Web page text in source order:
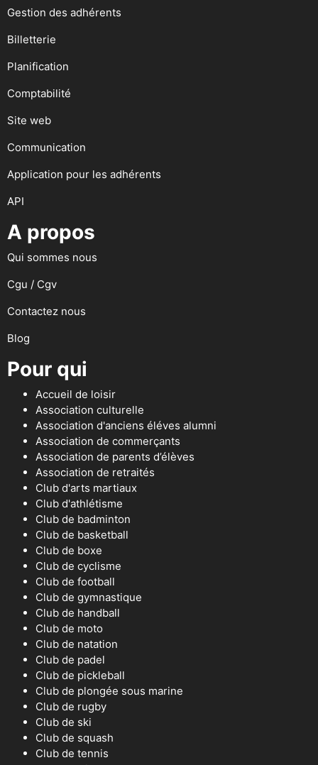
Gestion des adhérents
Billetterie
Planification
Comptabilité
Site web
Communication
Application pour les adhérents
API
A propos
Qui sommes nous
Cgu / Cgv
Contactez nous
Blog
Pour qui
Accueil de loisir
Association culturelle
Association d'anciens éléves alumni
Association de commerçants
Association de parents d’élèves
Association de retraités
Club d'arts martiaux
Club d'athlétisme
Club de badminton
Club de basketball
Club de boxe
Club de cyclisme
Club de football
Club de gymnastique
Club de handball
Club de moto
Club de natation
Club de padel
Club de pickleball
Club de plongée sous marine
Club de rugby
Club de ski
Club de squash
Club de tennis